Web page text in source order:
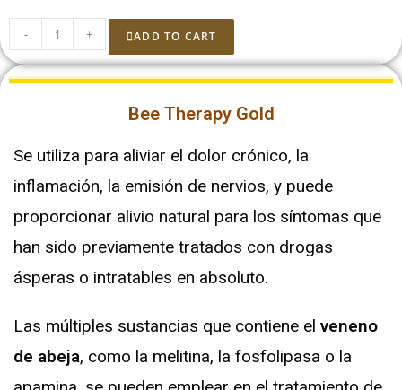
- + ADD TO CART
Bee Therapy Gold
Se utiliza para aliviar el dolor crónico, la
inflamación, la emisión de nervios, y puede
proporcionar alivio natural para los síntomas que
han sido previamente tratados con drogas
ásperas o intratables en absoluto.
Las múltiples sustancias que contiene el veneno
de abeja, como la melitina, la fosfolipasa o la